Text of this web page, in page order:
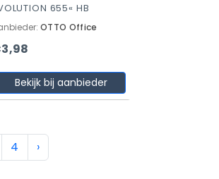
655« HB
OTTO Office
Bekijk bij aanbieder
4 ›